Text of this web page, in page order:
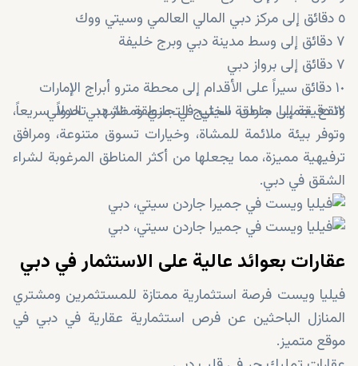
٥ دقائق إلى مركز دبي المالي العالمي وسيتي ووك
٧ دقائق إلى وسط مدينة دبي وبرج خليفة
٧ دقائق إلى برواز دبي
١٠ دقائق سيراً على الأقدام إلى محطة مترو أبراج الإمارات
١٢ دقيقة إلى منطقة الخليج التجاري ومطار دبي الدولي
وتقع جميرا جاردن سيتي في منطقة تشهد تحولاً سريعاً،
وتوفر بيئة ملائمة للمشاة، وخيارات تسوق متنوعة، ومرافق
ترفيهية مميزة، مما يجعلها من أكثر المناطق المرغوبة لشراء
الشقق في دبي.
عقارات بعوائد عالية على الاستثمار في دبي
فيليا ويست فرصة استثمارية ممتازة للمستثمرين ومشتري
المنازل الباحثين عن فرص استثمارية عقارية في دبي في
موقع متميز.